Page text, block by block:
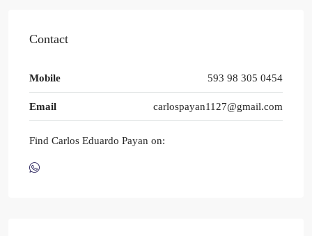
Contact
Mobile 593 98 305 0454
Email carlospayan1127@gmail.com
Find Carlos Eduardo Payan on: